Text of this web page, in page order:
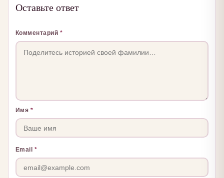
Оставьте ответ
Комментарий *
Имя *
Email *